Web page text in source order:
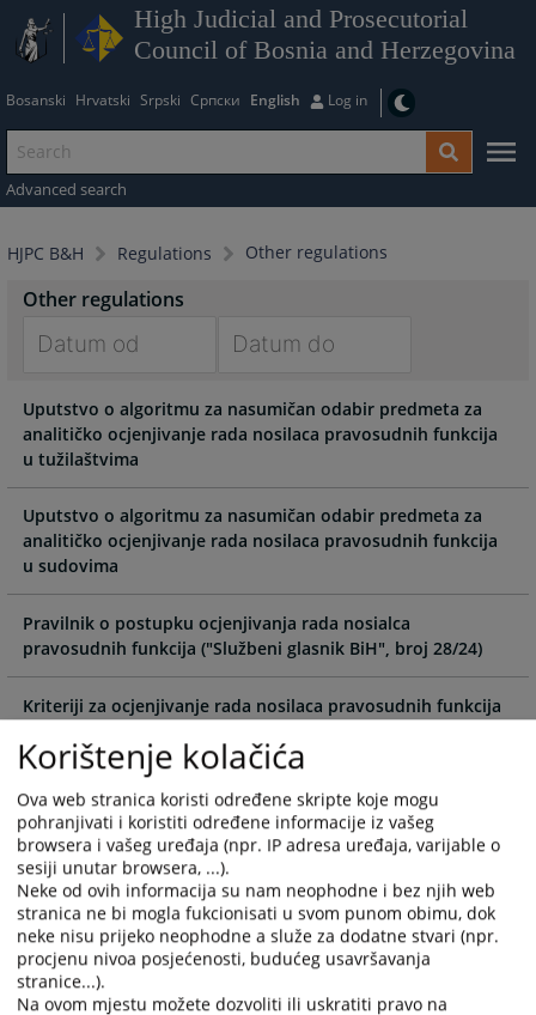
High Judicial and Prosecutorial
Council of Bosnia and Herzegovina
Bosanski Hrvatski Srpski Српски English Log in
Advanced search
HJPC B&H Regulations Other regulations
Other regulations
forward
to
interact
with
the
calendar
and
select
a
date.
Press
the
question
mark
to
get
the
keyboard
shortcuts
for
changing
dates.
forward
to
with
the
calendar
select
a
date.
Press
the
question
mark
to
get
the
keyboard
shortcuts
for
changing
Uputstvo o algoritmu za nasumičan odabir predmeta za
analitičko ocjenjivanje rada nosilaca pravosudnih funkcija
u tužilaštvima
Uputstvo o algoritmu za nasumičan odabir predmeta za
analitičko ocjenjivanje rada nosilaca pravosudnih funkcija
u sudovima
Pravilnik o postupku ocjenjivanja rada nosialca
pravosudnih funkcija ("Službeni glasnik BiH", broj 28/24)
Kriteriji za ocjenjivanje rada nosilaca pravosudnih funkcija
glasnik BiH“, broj 90/24)
Upustva za primjenu kriterija za ocjenjivanje rada nosilaca
pravosudnih funkcija u sudovima i tužilaštvima u Bosni i
Hercegovini
Preporuke tužilaštvima za određivanje potrebnog broja
uposlenika
Sporazum o prenošenju određenih odgovornosti entiteta
Korištenje kolačića
Ova web stranica koristi određene skripte koje mogu
pohranjivati i koristiti određene informacije iz vašeg
browsera i vašeg uređaja (npr. IP adresa uređaja, varijable o
sesiji unutar browsera, ...).
Neke od ovih informacija su nam neophodne i bez njih web
stranica ne bi mogla fukcionisati u svom punom obimu, dok
neke nisu prijeko neophodne a služe za dodatne stvari (npr.
procjenu nivoa posjećenosti, budućeg usavršavanja
stranice...).
Na ovom mjestu možete dozvoliti ili uskratiti pravo na